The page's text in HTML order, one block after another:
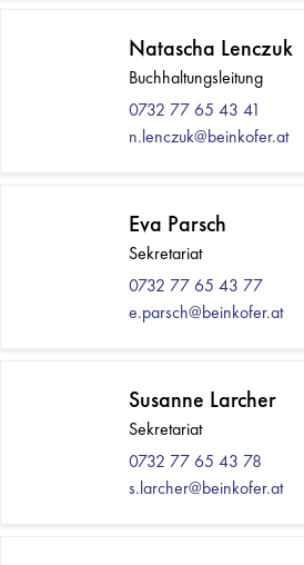
Natascha Lenczuk
Buchhaltungsleitung
0732 77 65 43 41
n.lenczuk@beinkofer.at
Eva Parsch
Sekretariat
0732 77 65 43 77
e.parsch@beinkofer.at
Susanne Larcher
Sekretariat
0732 77 65 43 78
s.larcher@beinkofer.at